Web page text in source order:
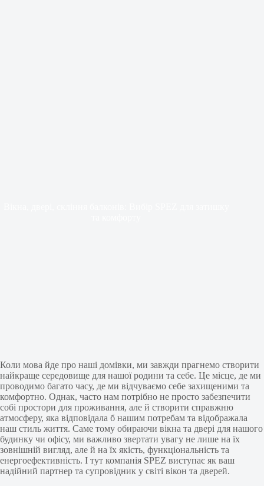
Коли мова йде про наші домівки, ми завжди прагнемо створити
найкраще середовище для нашої родини та себе. Це місце, де ми
проводимо багато часу, де ми відчуваємо себе захищеними та
комфортно. Однак, часто нам потрібно не просто забезпечити
собі простори для проживання, але й створити справжню
атмосферу, яка відповідала б нашим потребам та відображала
наш стиль життя. Саме тому обираючи вікна та двері для нашого
будинку чи офісу, ми важливо звертати увагу не лише на їх
зовнішній вигляд, але й на їх якість, функціональність та
енергоефективність. І тут компанія SPEZ виступає як ваш
надійний партнер та супровідник у світі вікон та дверей.